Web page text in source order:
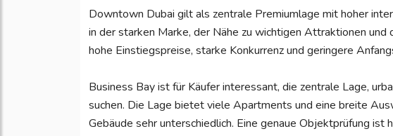
Downtown Dubai gilt als zentrale Premiumlage mit hoher
in der starken Marke, der Nähe zu wichtigen Attraktionen und
hohe Einstiegspreise, starke Konkurrenz und geringere
Business Bay ist für Käufer interessant, die zentrale Lage,
suchen. Die Lage bietet viele Apartments und eine breite
Gebäude sehr unterschiedlich. Eine genaue Objektprüfung ist